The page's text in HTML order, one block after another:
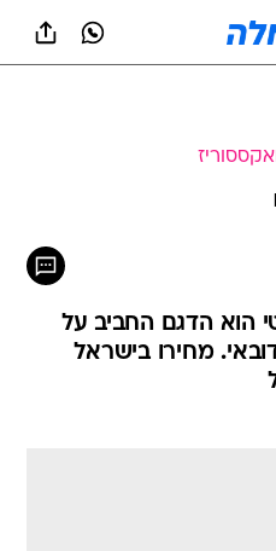
הוא הדגם החביב על
מחירו בישראל